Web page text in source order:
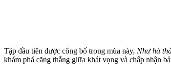
Tập đầu tiên được công bố trong mùa này, Như hà
khám phá căng thẳng giữa khát vọng và chấp nhận